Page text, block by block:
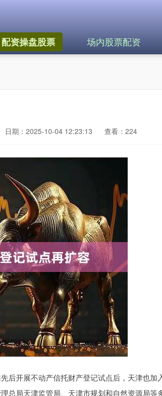
配资操盘股票 场内股票配资
日期：2025-10-04 12:23:13 查看：224
后开展不动产信托财产登记试点后，天津也加
总局天津监管局、天津市规划和自然资源局等